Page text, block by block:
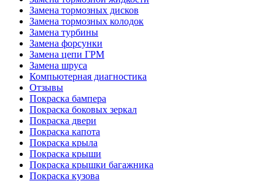
Замена тормозных дисков
Замена тормозных колодок
Замена турбины
Замена форсунки
Замена цепи ГРМ
Замена шруса
Компьютерная диагностика
Отзывы
Покраска бампера
Покраска боковых зеркал
Покраска двери
Покраска капота
Покраска крыла
Покраска крыши
Покраска крышки багажника
Покраска кузова